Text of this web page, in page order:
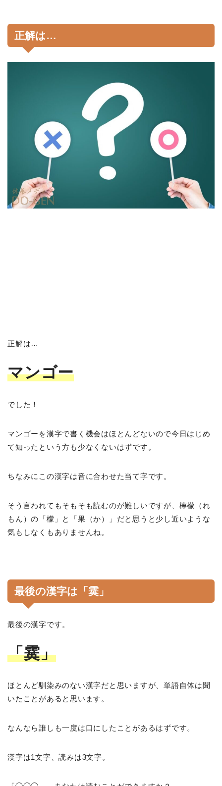
正解は…
正解は…
マンゴー
でした！
マンゴーを漢字で書く機会はほとんどないので今日はじめ
て知ったという方も少なくないはずです。
ちなみにこの漢字は音に合わせた当て字です。
そう言われてもそもそも読むのが難しいですが、檸檬（れ
もん）の「檬」と「果（か）」だと思うと少し近いような
気もしなくもありませんね。
最後の漢字は「霙」
最後の漢字です。
「霙」
ほとんど馴染みのない漢字だと思いますが、単語自体は聞
いたことがあると思います。
なんなら誰しも一度は口にしたことがあるはずです。
漢字は1文字、読みは3文字。